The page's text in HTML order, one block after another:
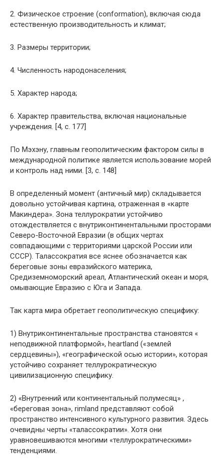
2. Физическое строение (conformation), включая сюда
естественную производительность и климат;
3. Размеры территории;
4. Численность народонаселения;
5. Характер народа;
6. Характер правительства, включая национальные
учреждения. [4, с. 177]
По Мэхэну, главным геополитическим фактором силы в
международной политике является использование морей
и контроль над ними. [3, с. 148]
В определенный момент (античный мир) складывается
довольно устойчивая картина, отраженная в «карте
Макиндера». Зона теллурократии устойчиво
отождествляется с внутриконтинентальными просторами
Северо-Восточной Евразии (в общих чертах
совпадающими с территориями царской России или
СССР). Талассократия все яснее обозначается как
береговые зоны евразийского материка,
Средиземноморский ареал, Атлантический океан и моря,
омывающие Евразию с Юга и Запада.
Так карта мира обретает геополитическую специфику:
1) Внутриконтинентальные пространства становятся «
неподвижной платформой», heartland («землей
сердцевины»), «географической осью истории», которая
устойчиво сохраняет теллурократическую
цивилизационную специфику.
2) «Внутренний или континентальный полумесяц» ,
«береговая зона», rimland представляют собой
пространство интенсивного культурного развития. Здесь
очевидны черты «талассократии». Хотя они
уравновешиваются многими «теллурократическими»
тенденциями.